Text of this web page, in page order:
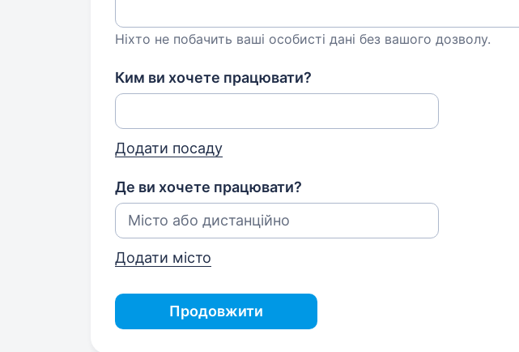
Ніхто не побачить ваші особисті дані без вашого дозволу.
Ким ви хочете працювати?
Додати посаду
Де ви хочете працювати?
Додати місто
Продовжити